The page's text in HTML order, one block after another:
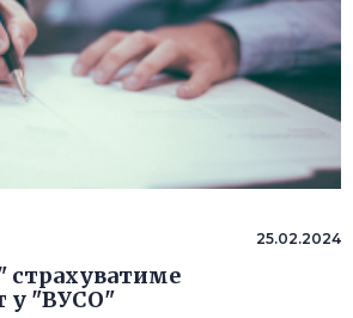
25.02.2024
у "ВУСО"